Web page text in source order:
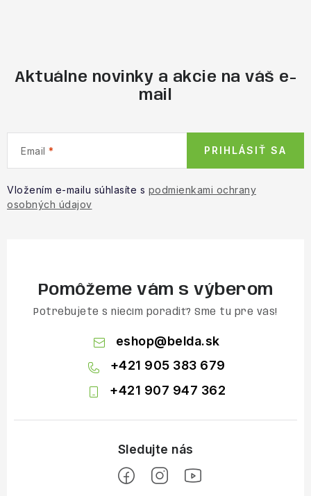
Aktuálne novinky a akcie na váš e-
mail
Email
Vložením e-mailu súhlasíte s podmienkami ochrany
osobných údajov
PRIHLÁSIŤ SA
Pomôžeme vám s výberom
Potrebujete s niečím poradiť? Sme tu pre vás!
eshop@belda.sk
+421 905 383 679
+421 907 947 362